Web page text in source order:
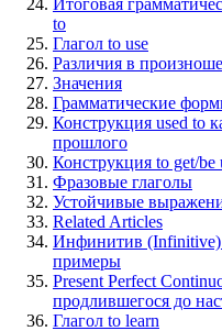
to
Глагол to use
Различия в
Значения
Грамматические
Конструкция used to
прошлого
Конструкция to get/be
Фразовые глаголы
Устойчивые
Related Articles
Инфинитив (Infinitive)
примеры
Present Perfect
продлившегося до
Глагол to learn